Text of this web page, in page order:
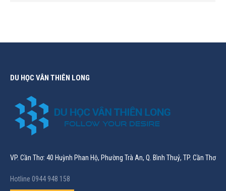
DU HỌC VÂN THIÊN LONG
VP. Cần Thơ: 40 Huỳnh Phan Hộ, Phường Trà An, Q. Bình Thuỷ, TP. Cần Thơ
Hotline 0944 948 158